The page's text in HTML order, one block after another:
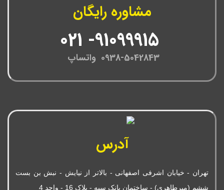
مشاوره رایگان
0938-5042843 واتساپ
آدرس
تهران - خیابان اشرفی اصفهانی - بالاتر از نیایش - نبش بن بست
ششم (میرطاهری) - ساختمان بانک سپه - پلاک 16 - واحد 4